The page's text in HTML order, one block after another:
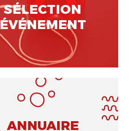
SÉLECTION
ÉVÉNEMENT
ANNUAIRE